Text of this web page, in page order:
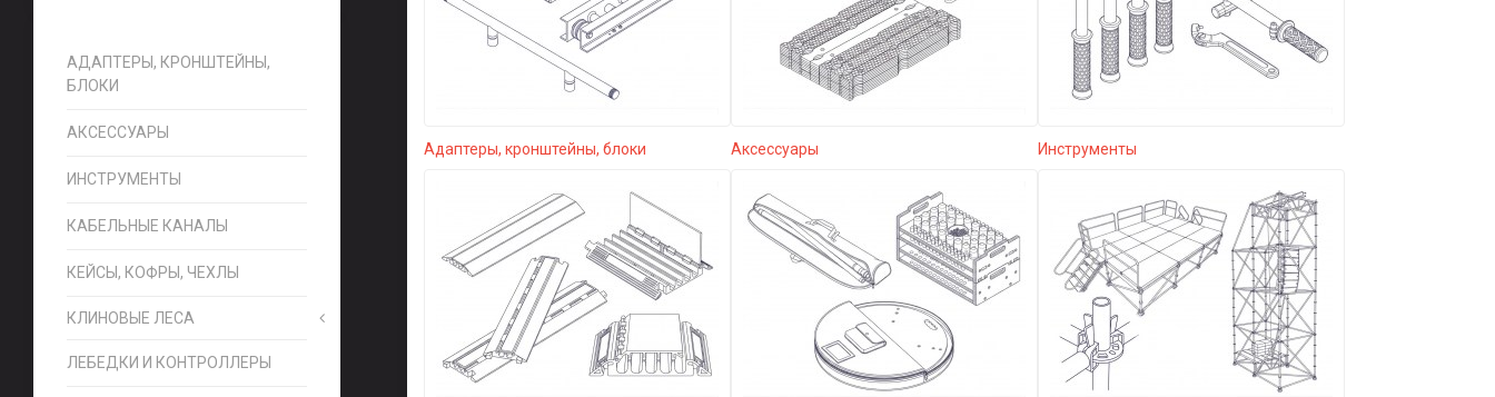
АДАПТЕРЫ, КРОНШТЕЙНЫ,
БЛОКИ
АКСЕССУАРЫ
ИНСТРУМЕНТЫ
КАБЕЛЬНЫЕ КАНАЛЫ
КЕЙСЫ, КОФРЫ, ЧЕХЛЫ
КЛИНОВЫЕ ЛЕСА
ЛЕБЕДКИ И КОНТРОЛЛЕРЫ
Адаптеры, кронштейны, блоки Аксессуары Инструменты